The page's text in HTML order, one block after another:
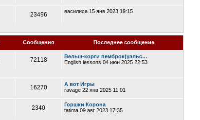
23496 василиса 15 янв 2023 19:15
Сообщения Последнее сообщение
72118
Вельш-корги пемброк(уэльс…
English lessons 04 июн 2025 22:53
16270
А вот Игры
ravage 22 янв 2025 11:01
2340
Горшки Корона
tatima 09 авг 2023 17:35